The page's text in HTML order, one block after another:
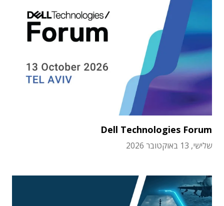
Dell Technologies Forum
שלישי, 13 באוקטובר 2026